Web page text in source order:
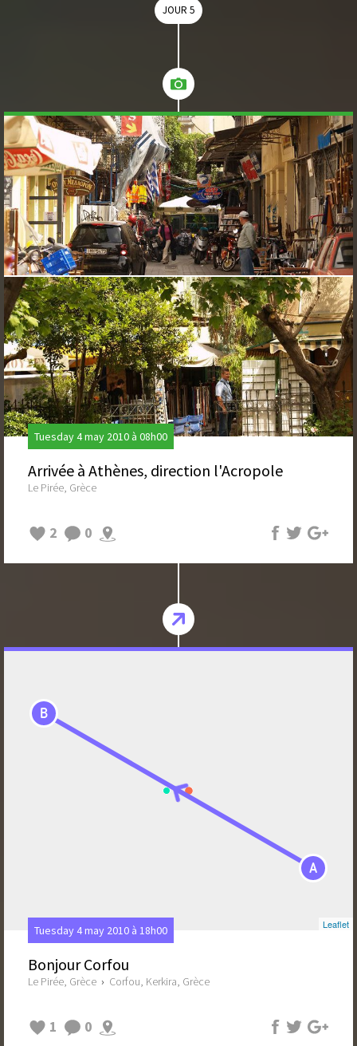
JOUR 5
Tuesday 4 may 2010 à 08h00
Arrivée à Athènes, direction l'Acropole
Le Pirée, Grèce
2 0
A
B
Leaflet
Tuesday 4 may 2010 à 18h00
Bonjour Corfou
Le Pirée, Grèce › Corfou, Kerkira, Grèce
1 0